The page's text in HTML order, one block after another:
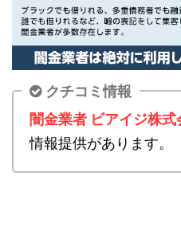
クチコミ情報
闇金業者 ビアイジ株式
情報提供があります。